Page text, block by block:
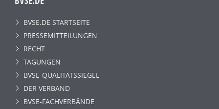
BVSE.DE STARTSEITE
PRESSEMITTEILUNGEN
RECHT
TAGUNGEN
BVSE-QUALITÄTSSIEGEL
DER VERBAND
BVSE-FACHVERBÄNDE